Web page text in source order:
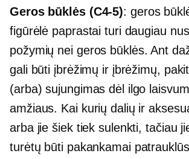
Geros būklės (C4-5): geros
figūrėlė paprastai turi daugiau
požymių nei geros būklės. Ant
gali būti įbrėžimų ir įbrėžimų,
(arba) sujungimas dėl ilgo
amžiaus. Kai kurių dalių ir
arba jie šiek tiek sulenkti, tačiau
turėtų būti pakankamai